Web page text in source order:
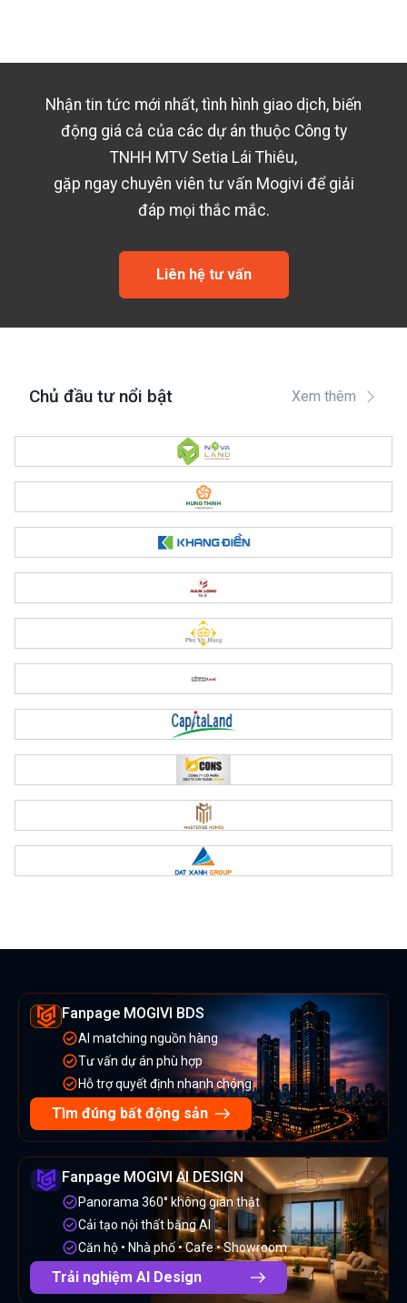
Nhận tin tức mới nhất, tình hình giao dịch, biến
động giá cả của các dự án thuộc Công ty
TNHH MTV Setia Lái Thiêu,
gặp ngay chuyên viên tư vấn Mogivi để giải
đáp mọi thắc mắc.
Liên hệ tư vấn
Chủ đầu tư nổi bật Xem thêm
Fanpage MOGIVI BDS
AI matching nguồn hàng
Tư vấn dự án phù hợp
Hỗ trợ quyết định nhanh chóng
Tìm đúng bất động sản
Fanpage MOGIVI AI DESIGN
Panorama 360° không gian thật
Cải tạo nội thất bằng AI
Căn hộ • Nhà phố • Cafe • Showroom
Trải nghiệm AI Design